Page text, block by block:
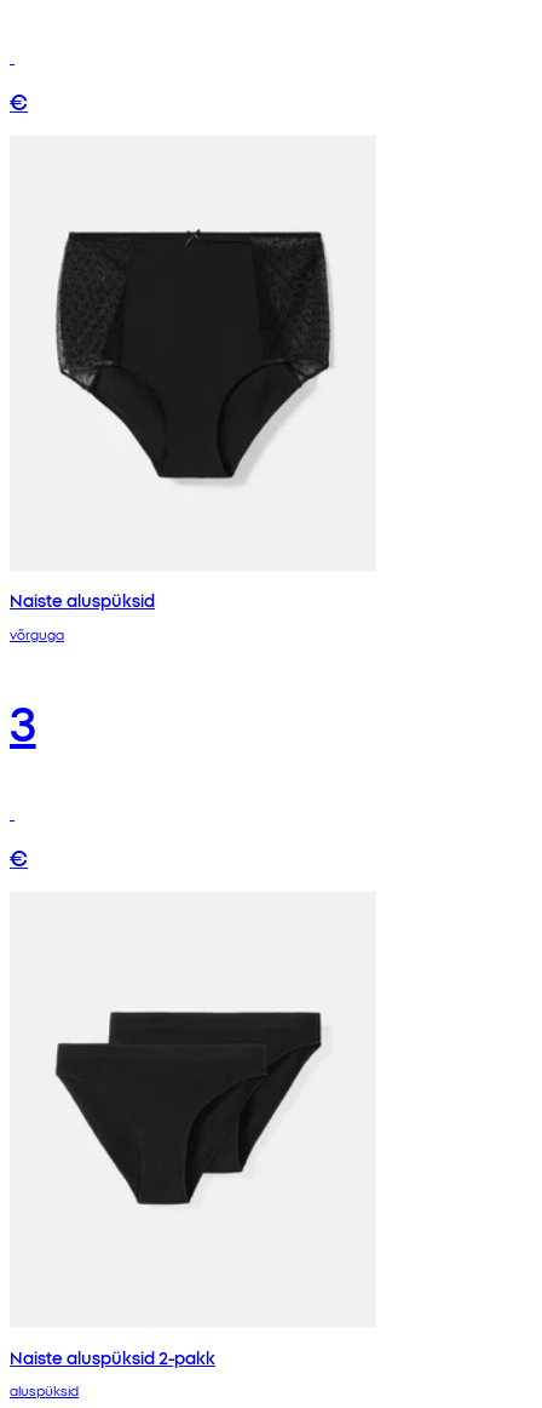
€
Naiste aluspüksid
võrguga
3
€
Naiste aluspüksid 2-pakk
aluspüksid